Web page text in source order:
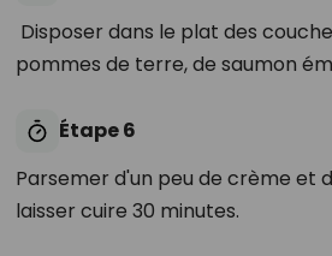
Disposer dans le plat des
pommes de terre, de saumon
Étape 6
Parsemer d'un peu de crème et
laisser cuire 30 minutes.